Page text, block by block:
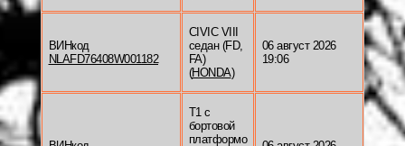
ВИНкод
NLAFD76408W001182
CIVIC VIII
седан (FD,
FA)
(HONDA)
06 август 2026
19:06
T1 c
бортовой
платформо